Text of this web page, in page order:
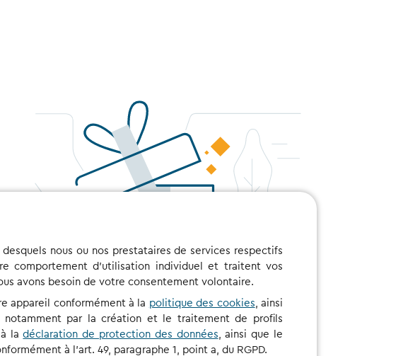
nous ou nos prestataires de services respectifs
comportement d'utilisation individuel et traitent vos
avons besoin de votre consentement volontaire.
appareil conformément à la politique des cookies, ainsi
par la création et le traitement de profils
à ladéclaration de protection des données, ainsi que le
à l'art. 49, paragraphe 1, point a, du RGPD.